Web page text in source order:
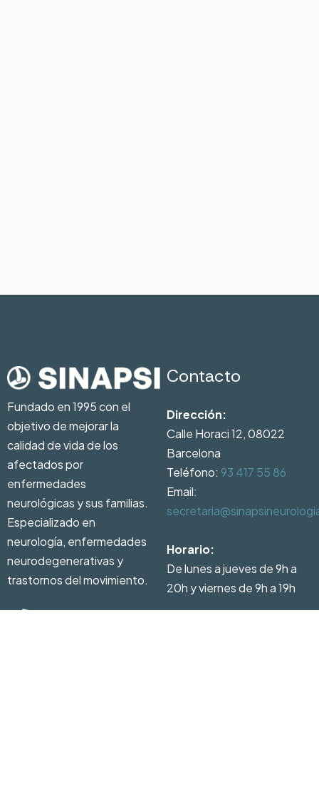
Fundado en 1995 con el
objetivo de mejorar la
calidad de vida de los
afectados por
enfermedades
neurológicas y sus familias.
Especializado en
neurología, enfermedades
neurodegenerativas y
trastornos del movimiento.
Contacto
Dirección:
Calle Horaci 12, 08022
Barcelona
Teléfono: 93 417 55 86
Email:
Horario:
De lunes a jueves de 9h a
20h y viernes de 9h a 19h